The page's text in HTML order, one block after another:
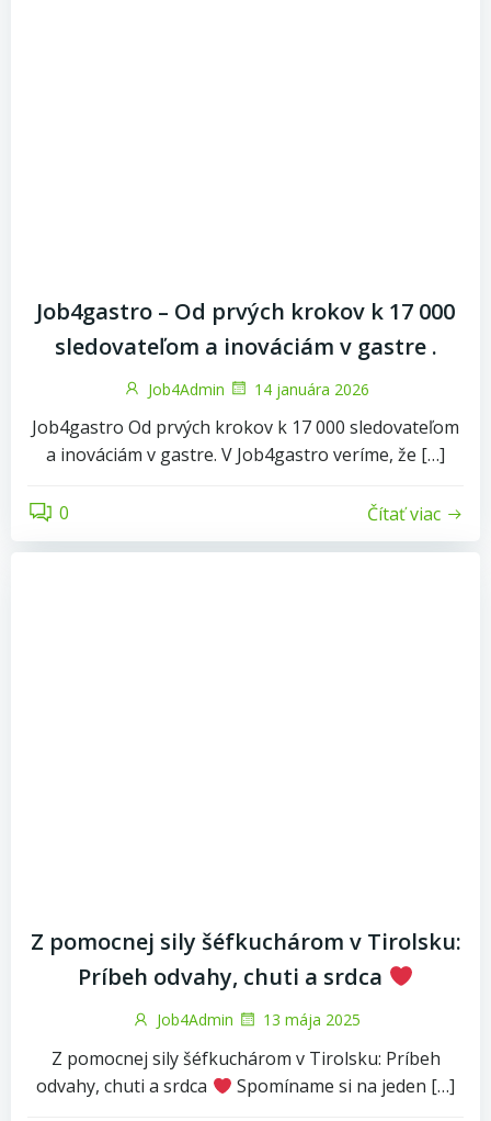
Job4gastro – Od prvých krokov k 17 000
sledovateľom a inováciám v gastre .
Job4Admin 14 januára 2026
Job4gastro Od prvých krokov k 17 000 sledovateľom
a inováciám v gastre. ​V Job4gastro veríme, že […]
0 Čítať viac
Z pomocnej sily šéfkuchárom v Tirolsku:
Príbeh odvahy, chuti a srdca
Job4Admin 13 mája 2025
Z pomocnej sily šéfkuchárom v Tirolsku: Príbeh
odvahy, chuti a srdca
Spomíname si na jeden […]